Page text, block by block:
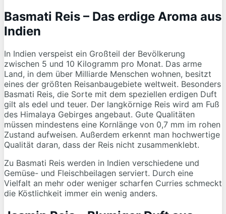
Basmati Reis – Das erdige Aroma aus
Indien
In Indien verspeist ein Großteil der Bevölkerung
zwischen 5 und 10 Kilogramm pro Monat. Das arme
Land, in dem über Milliarde Menschen wohnen, besitzt
eines der größten Reisanbaugebiete weltweit. Besonders
Basmati Reis, die Sorte mit dem speziellen erdigen Duft
gilt als edel und teuer. Der langkörnige Reis wird am Fuß
des Himalaya Gebirges angebaut. Gute Qualitäten
müssen mindestens eine Kornlänge von 0,7 mm im rohen
Zustand aufweisen. Außerdem erkennt man hochwertige
Qualität daran, dass der Reis nicht zusammenklebt.
Zu Basmati Reis werden in Indien verschiedene und
Gemüse- und Fleischbeilagen serviert. Durch eine
Vielfalt an mehr oder weniger scharfen Curries schmeckt
die Köstlichkeit immer ein wenig anders.